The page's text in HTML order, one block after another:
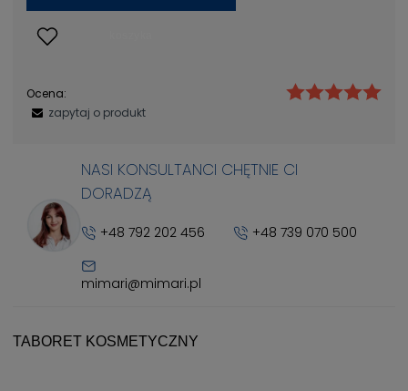
Ocena:
zapytaj o produkt
NASI KONSULTANCI CHĘTNIE CI
DORADZĄ
+48 792 202 456 +48 739 070 500
mimari@mimari.pl
TABORET KOSMETYCZNY